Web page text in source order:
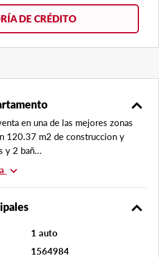
DE CRÉDITO
expand_less
en una de las mejores zonas
120.37 m2 de construccion y
y 2 bañ...
expand_more
expand_less
1 auto
1564984